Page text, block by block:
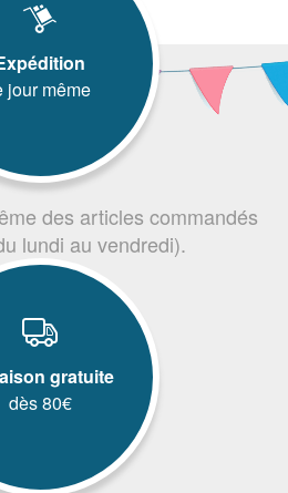
jour même
des articles commandés
lundi au vendredi).
gratuite
dès 80€